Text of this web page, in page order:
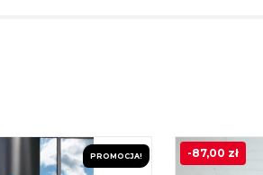
PROMOCJA! -87,00 zł